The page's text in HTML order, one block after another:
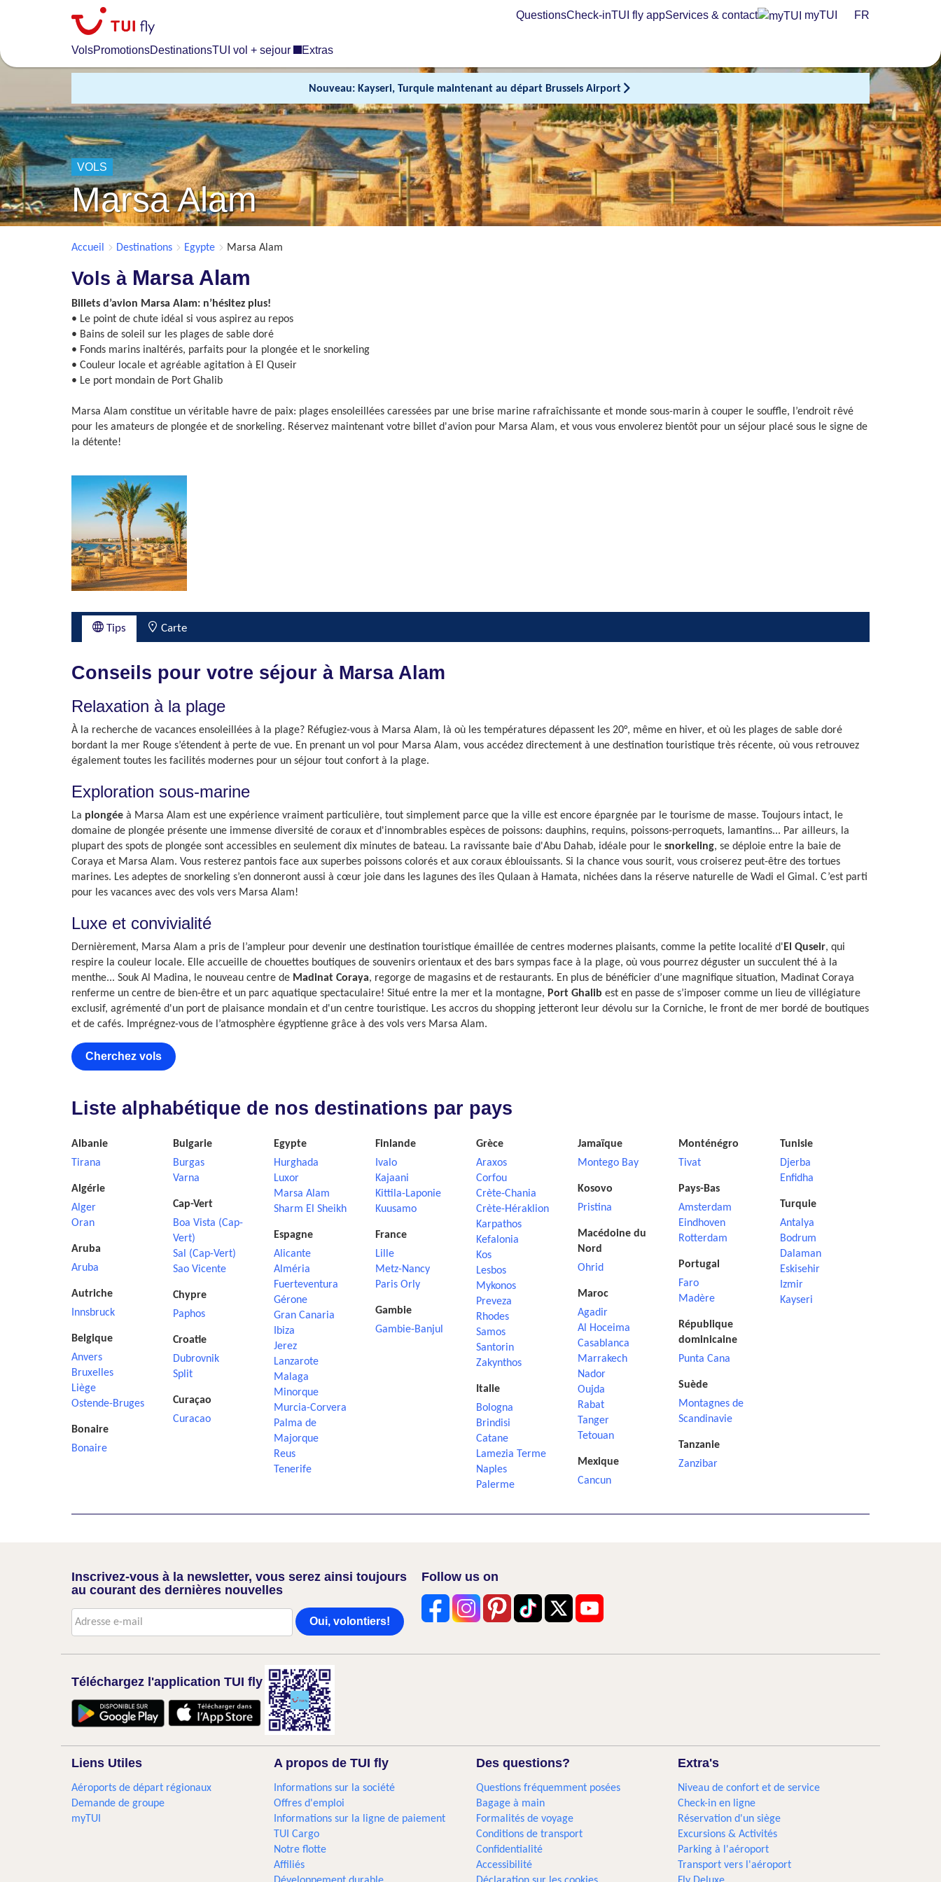
content
VolsPromotionsDestinationsTUI vol + sejour Extras
QuestionsCheck-inTUI fly appServices & contact myTUI FR
Nouveau: Kayseri, Turquie maintenant au départ Brussels Airport
VOLS
Marsa Alam
Accueil Destinations Egypte Marsa Alam
Vols à Marsa Alam
Billets d’avion Marsa Alam: n’hésitez plus!
• Le point de chute idéal si vous aspirez au repos
• Bains de soleil sur les plages de sable doré
• Fonds marins inaltérés, parfaits pour la plongée et le snorkeling
• Couleur locale et agréable agitation à El Quseir
• Le port mondain de Port Ghalib
Marsa Alam constitue un véritable havre de paix: plages ensoleillées caressées par une brise marine rafraîchissante et monde sous-marin à couper le souffle, l’endroit rêvé
pour les amateurs de plongée et de snorkeling. Réservez maintenant votre billet d'avion pour Marsa Alam, et vous vous envolerez bientôt pour un séjour placé sous le signe de
la détente!
Tips Carte
Conseils pour votre séjour à Marsa Alam
Relaxation à la plage
À la recherche de vacances ensoleillées à la plage? Réfugiez-vous à Marsa Alam, là où les températures dépassent les 20°, même en hiver, et où les plages de sable doré
bordant la mer Rouge s’étendent à perte de vue. En prenant un vol pour Marsa Alam, vous accédez directement à une destination touristique très récente, où vous retrouvez
également toutes les facilités modernes pour un séjour tout confort à la plage.
Exploration sous-marine
La plongée à Marsa Alam est une expérience vraiment particulière, tout simplement parce que la ville est encore épargnée par le tourisme de masse. Toujours intact, le
domaine de plongée présente une immense diversité de coraux et d'innombrables espèces de poissons: dauphins, requins, poissons-perroquets, lamantins... Par ailleurs, la
plupart des spots de plongée sont accessibles en seulement dix minutes de bateau. La ravissante baie d'Abu Dahab, idéale pour le snorkeling, se déploie entre la baie de
Coraya et Marsa Alam. Vous resterez pantois face aux superbes poissons colorés et aux coraux éblouissants. Si la chance vous sourit, vous croiserez peut-être des tortues
marines. Les adeptes de snorkeling s’en donneront aussi à cœur joie dans les lagunes des îles Qulaan à Hamata, nichées dans la réserve naturelle de Wadi el Gimal. C’est parti
pour les vacances avec des vols vers Marsa Alam!
Luxe et convivialité
Dernièrement, Marsa Alam a pris de l’ampleur pour devenir une destination touristique émaillée de centres modernes plaisants, comme la petite localité d' El Quseir, qui
respire la couleur locale. Elle accueille de chouettes boutiques de souvenirs orientaux et des bars sympas face à la plage, où vous pourrez déguster un succulent thé à la
menthe... Souk Al Madina, le nouveau centre de Madinat Coraya, regorge de magasins et de restaurants. En plus de bénéficier d’une magnifique situation, Madinat Coraya
renferme un centre de bien-être et un parc aquatique spectaculaire! Situé entre la mer et la montagne, Port Ghalib est en passe de s’imposer comme un lieu de villégiature
exclusif, agrémenté d'un port de plaisance mondain et d'un centre touristique. Les accros du shopping jetteront leur dévolu sur la Corniche, le front de mer bordé de boutiques
et de cafés. Imprégnez-vous de l’atmosphère égyptienne grâce à des vols vers Marsa Alam.
Cherchez vols
Liste alphabétique de nos destinations par pays
Albanie
Tirana
Algérie
Alger
Oran
Aruba
Aruba
Autriche
Innsbruck
Belgique
Anvers
Bruxelles
Liège
Ostende-Bruges
Bonaire
Bonaire
Bulgarie
Burgas
Varna
Cap-Vert
Boa Vista (Cap-
Vert)
Sal (Cap-Vert)
Sao Vicente
Chypre
Paphos
Croatie
Dubrovnik
Split
Curaçao
Curacao
Egypte
Hurghada
Luxor
Marsa Alam
Sharm El Sheikh
Espagne
Alicante
Alméria
Fuerteventura
Gérone
Gran Canaria
Ibiza
Jerez
Lanzarote
Malaga
Minorque
Murcia-Corvera
Palma de
Majorque
Reus
Tenerife
Finlande
Ivalo
Kajaani
Kittila-Laponie
Kuusamo
France
Lille
Metz-Nancy
Paris Orly
Gambie
Gambie-Banjul
Grèce
Araxos
Corfou
Crète-Chania
Crète-Héraklion
Karpathos
Kefalonia
Kos
Lesbos
Mykonos
Preveza
Rhodes
Samos
Santorin
Zakynthos
Italie
Bologna
Brindisi
Catane
Lamezia Terme
Naples
Palerme
Jamaïque
Montego Bay
Kosovo
Pristina
Macédoine du
Nord
Ohrid
Maroc
Agadir
Al Hoceima
Casablanca
Marrakech
Nador
Oujda
Rabat
Tanger
Tetouan
Mexique
Cancun
Monténégro
Tivat
Pays-Bas
Amsterdam
Eindhoven
Rotterdam
Portugal
Faro
Madère
République
dominicaine
Punta Cana
Suède
Montagnes de
Scandinavie
Tanzanie
Zanzibar
Tunisie
Djerba
Enfidha
Turquie
Antalya
Bodrum
Dalaman
Eskisehir
Izmir
Kayseri
Inscrivez-vous à la newsletter, vous serez ainsi toujours
au courant des dernières nouvelles
Oui, volontiers!
Follow us on
Téléchargez l'application TUI fly
Liens Utiles
Aéroports de départ régionaux
Demande de groupe
myTUI
A propos de TUI fly
Informations sur la société
Offres d'emploi
Informations sur la ligne de paiement
TUI Cargo
Notre flotte
Affiliés
Des questions?
Questions fréquemment posées
Bagage à main
Formalités de voyage
Conditions de transport
Confidentialité
Accessibilité
Extra's
Niveau de confort et de service
Check-in en ligne
Réservation d'un siège
Excursions & Activités​
Parking à l'aéroport
Transport vers l'aéroport